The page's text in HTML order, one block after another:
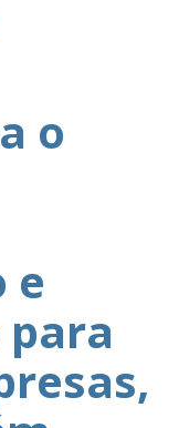
o
e